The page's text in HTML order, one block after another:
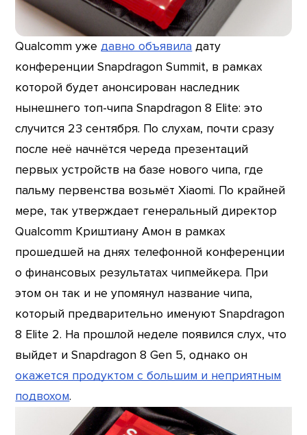
Qualcomm ужедавно объявила дату
конференции Snapdragon Summit, в рамках
которой будет анонсирован наследник
нынешнего топ-чипа Snapdragon 8 Elite: это
случится 23 сентября. По слухам, почти сразу
после неё начнётся череда презентаций
первых устройств на базе нового чипа, где
пальму первенства возьмёт Xiaomi. По крайней
мере, так утверждает генеральный директор
Qualcomm Криштиану Амон в рамках
прошедшей на днях телефонной конференции
о финансовых результатах чипмейкера. При
этом он так и не упомянул название чипа,
который предварительно именуют Snapdragon
8 Elite 2. На прошлой неделе появился слух, что
выйдет и Snapdragon 8 Gen 5, однако он
окажется продуктом с большим и неприятным
подвохом.